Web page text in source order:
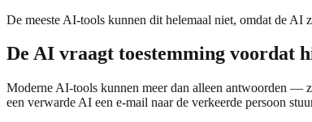
De meeste AI-tools kunnen dit helemaal niet, omdat de
De AI vraagt toestemming voordat
Moderne AI-tools kunnen meer dan alleen antwoorden —
een verwarde AI een e-mail naar de verkeerde persoon